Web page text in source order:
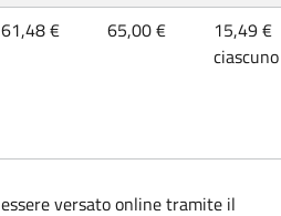
61,48 € 65,00 €
15,49 €
ciascuno
versato online tramite il